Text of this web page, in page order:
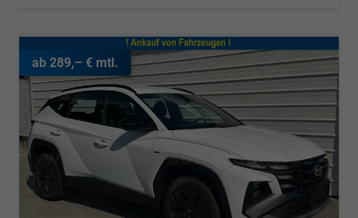
ab 289,– € mtl.